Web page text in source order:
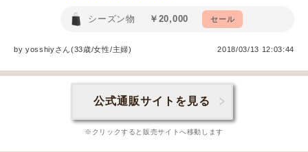
シーズン物 ￥20,000 セール
byyosshiyさん(33歳/女性/主婦) 2018/03/13 12:03:44
公式通販サイトを見る
※クリックすると販売サイトへ移動します